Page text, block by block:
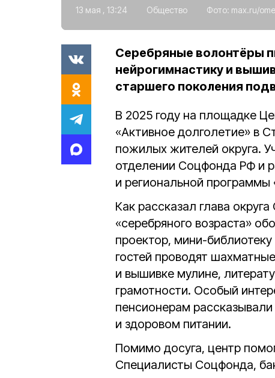
13 мая , 13:24 Общество Фото: max.ru/
Серебряные волонтёры
нейрогимнастику и
старшего поколения
В 2025 году на площадке
«Активное долголетие» в
пожилых жителей округа.
отделении Соцфонда РФ и
и региональной программы
Как рассказал глава
«серебряного возраста»
проектор, мини-
гостей проводят
и вышивке мулине,
грамотности. Особый
пенсионерам
и здоровом питании.
Помимо досуга, центр
Специалисты Соцфонда,